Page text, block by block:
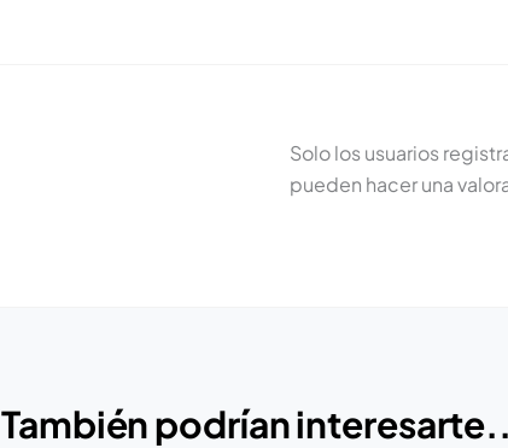
Solo los usuarios
pueden hacer una
También podrían